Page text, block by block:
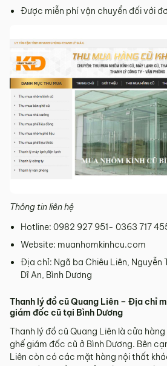
Được miễn phí vận chuyển đối với
Thông tin liên hệ
Hotline: 0982 927 951- 0363 717
Website: muanhomkinhcu.com
Địa chỉ: Ngã ba Chiêu Liên, Nguyễn
Dĩ An, Bình Dương
Thanh lý đồ cũ Quang Liên – Địa chỉ
giám đốc cũ tại Bình Dương
Thanh lý đồ cũ Quang Liên là cửa
ghế giám đốc cũ ở Bình Dương. Bên
Liên còn có các mặt hàng nội thất